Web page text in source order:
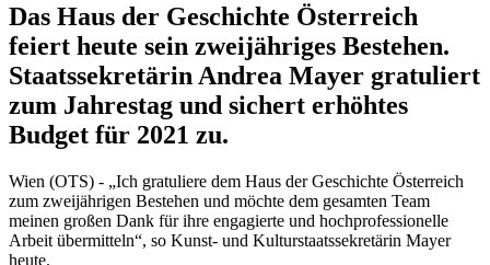
Das Haus der Geschichte Österreich
feiert heute sein zweijähriges Bestehen.
Staatssekretärin Andrea Mayer gratuliert
zum Jahrestag und sichert erhöhtes
Budget für 2021 zu.
Wien (OTS) - „Ich gratuliere dem Haus der Geschichte Österreich
zum zweijährigen Bestehen und möchte dem gesamten Team
meinen großen Dank für ihre engagierte und hochprofessionelle
Arbeit übermitteln“, so Kunst- und Kulturstaatssekretärin Mayer
heute.